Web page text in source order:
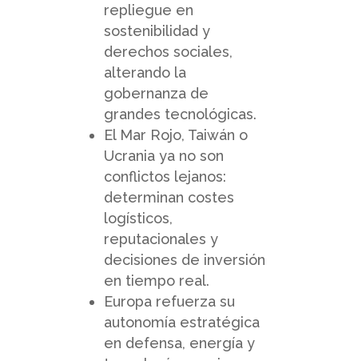
repliegue en
sostenibilidad y
derechos sociales,
alterando la
gobernanza de
grandes tecnológicas.
El Mar Rojo, Taiwán o
Ucrania ya no son
conflictos lejanos:
determinan costes
logísticos,
reputacionales y
decisiones de inversión
en tiempo real.
Europa refuerza su
autonomía estratégica
en defensa, energía y